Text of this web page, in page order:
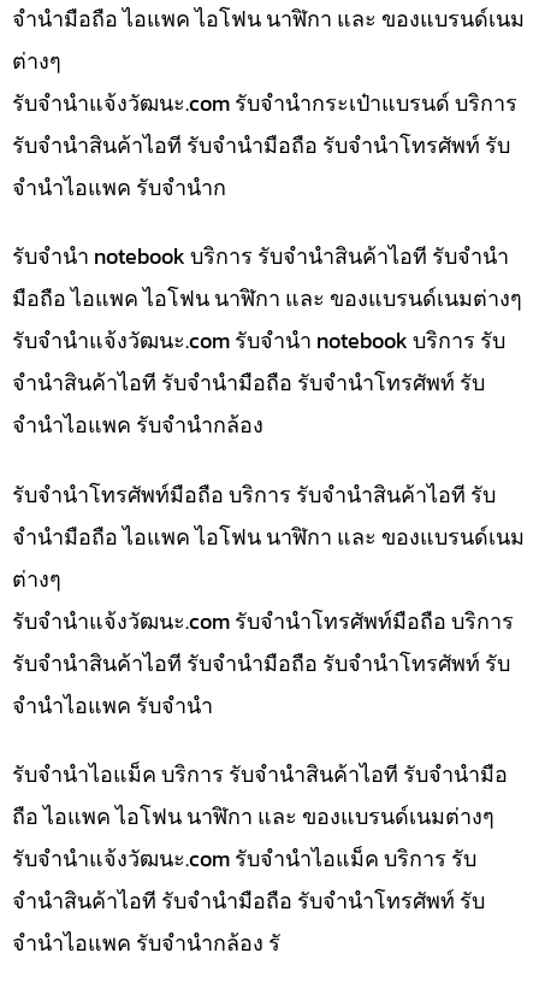
จำนำมือถือ ไอแพค ไอโฟน นาฬิกา และ ของแบรนด์เนม
ต่างๆ
รับจํานําแจ้งวัฒนะ.com รับจำนำกระเป๋าแบรนด์ บริการ
รับจำนำสินค้าไอที รับจำนำมือถือ รับจำนำโทรศัพท์ รับ
จำนำไอแพค รับจำนำก
รับจำนำ notebook บริการ รับจำนำสินค้าไอที รับจำนำ
มือถือ ไอแพค ไอโฟน นาฬิกา และ ของแบรนด์เนมต่างๆ
รับจํานําแจ้งวัฒนะ.com รับจำนำ notebook บริการ รับ
จำนำสินค้าไอที รับจำนำมือถือ รับจำนำโทรศัพท์ รับ
จำนำไอแพค รับจำนำกล้อง
รับจำนำโทรศัพท์มือถือ บริการ รับจำนำสินค้าไอที รับ
จำนำมือถือ ไอแพค ไอโฟน นาฬิกา และ ของแบรนด์เนม
ต่างๆ
รับจํานําแจ้งวัฒนะ.com รับจำนำโทรศัพท์มือถือ บริการ
รับจำนำสินค้าไอที รับจำนำมือถือ รับจำนำโทรศัพท์ รับ
จำนำไอแพค รับจำนำ
รับจำนำไอแม็ค บริการ รับจำนำสินค้าไอที รับจำนำมือ
ถือ ไอแพค ไอโฟน นาฬิกา และ ของแบรนด์เนมต่างๆ
รับจํานําแจ้งวัฒนะ.com รับจำนำไอแม็ค บริการ รับ
จำนำสินค้าไอที รับจำนำมือถือ รับจำนำโทรศัพท์ รับ
จำนำไอแพค รับจำนำกล้อง รั